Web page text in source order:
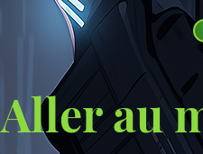
Aller au